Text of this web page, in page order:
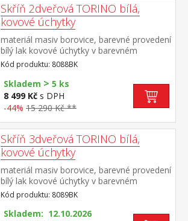
Skříň 2dveřová TORINO bílá,
kovové úchytky
materiál masiv borovice, barevné provedení
bílý lak kovové úchytky v barevném
provedení černěná mosaz šatní skříň
vybavená šatní tyčí a policí ve spodní části
zásuvka s kovovými pojezdy vnitřek skříně
v provedení čirý nebo bílý lak doporučený
nástavec 8188BK
Kód produktu: 8088BK
Skladem > 5 ks
8 499 Kč s DPH
-44% 15 290 Kč **
Skříň 3dveřová TORINO bílá,
kovové úchytky
materiál masiv borovice, barevné provedení
bílý lak kovové úchytky v barevném
provedení černěná mosaz prostor dělený v
poměru 2:1 širší část šatní tyč a police, užší
část 3 police ve spodní části 2 zásuvky s
Kód produktu: 8089BK
Skladem: 12.10.2026